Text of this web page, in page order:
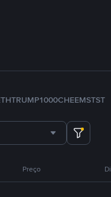
TRUMP1000CHEEMSTST
Preço